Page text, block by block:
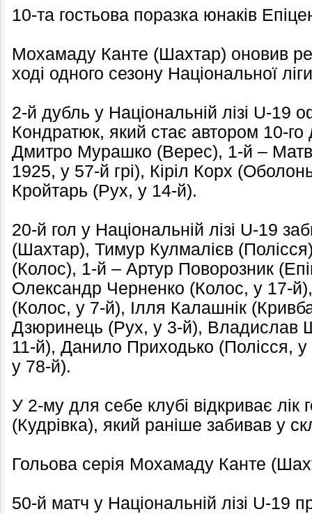
10-та гостьова поразка юнаків
Мохамаду Канте (Шахтар) оновив
ході одного сезону Національної
2-й дубль у Національній лізі U-
Кондратюк, який стає автором 10-
Дмитро Мурашко (Верес), 1-й –
1925, у 57-й грі), Кіріл Корх
Кройтарь (Рух, у 14-й).
20-й гол у Національній лізі U-19
(Шахтар), Тимур Кулмалієв
(Колос), 1-й – Артур Поворозник
Олександр Черненко (Колос, у 17-
(Колос, у 7-й), Ілля Калашнік
Дзюринець (Рух, у 3-й), Владислав
11-й), Данило Приходько (Полісся,
у 78-й).
У 2-му для себе клубі відкриває лік
(Кудрівка), який раніше забивав у
Гольова серія Мохамаду Канте
50-й матч у Національній лізі U-19